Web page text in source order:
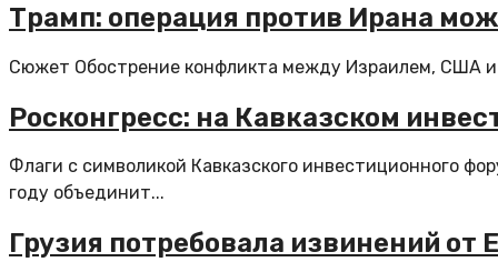
Трамп: операция против Ирана
Сюжет Обострение конфликта между Израилем, США
Росконгресс: на Кавказском
Флаги с символикой Кавказского инвестиционного
году объединит...
Грузия потребовала извинений